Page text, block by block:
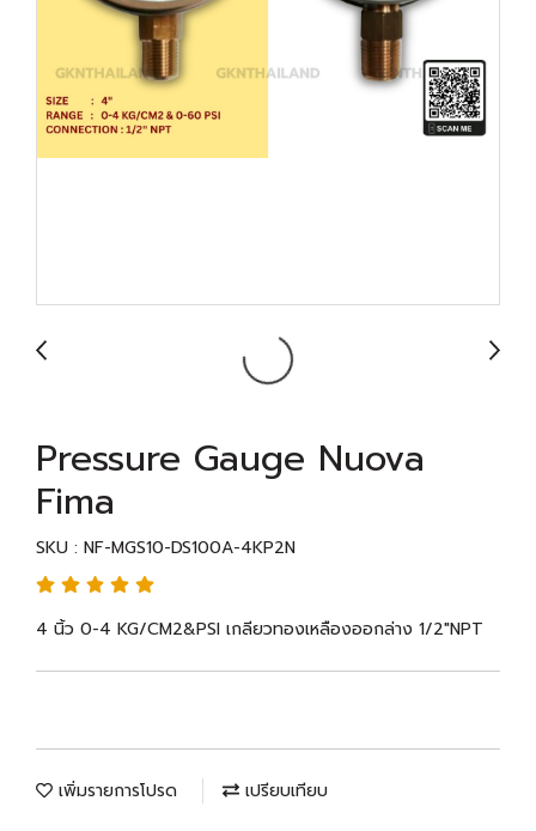
Pressure Gauge Nuova
Fima
SKU : NF-MGS10-DS100A-4KP2N
4 นิ้ว 0-4 KG/CM2&PSI เกลียวทองเหลืองออกล่าง 1/2"NPT
เพิ่มรายการโปรด เปรียบเทียบ